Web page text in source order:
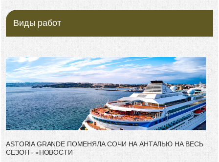
-- Идите уверенно по направлению к мечте. Живите той жизнью,
глупость. Из всех страхов самый пугающий — самолюбование.
-- Лучшее, что можно сделать с хорошим советом, это пропустить его
мимо ушей. Он никогда не бывает полезен никому, кроме того, кто его
дал.
-- Люблю давать советы и очень не люблю, когда их дают мне.
Виды работ
ASTORIA GRANDE ПОМЕНЯЛА СОЧИ НА АНТАЛЬЮ НА ВЕСЬ
СЕЗОН - «НОВОСТИ